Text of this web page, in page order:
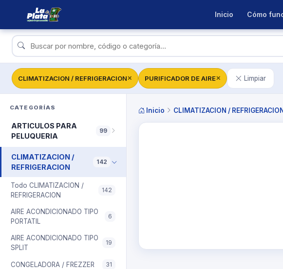
Inicio Cómo
CLIMATIZACION / REFRIGERACION✕ PURIFICADOR DE AIRE✕ Limpiar
CATEGORÍAS
ARTICULOS PARA
PELUQUERIA
99
CLIMATIZACION /
REFRIGERACION
142
Todo CLIMATIZACION /
REFRIGERACION
142
AIRE ACONDICIONADO TIPO
PORTATIL
6
AIRE ACONDICIONADO TIPO
SPLIT
19
CONGELADORA / FREZZER 31
Inicio CLIMATIZACION / REFRIGERACION